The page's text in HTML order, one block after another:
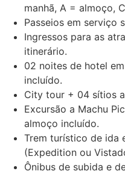
manhã, A = almoço,
Passeios em serviço
Ingressos para as
itinerário.
02 noites de hotel
incluído.
City tour + 04 sítios
Excursão a Machu
almoço incluído.
Trem turístico de ida
(Expedition ou
Ônibus de subida e